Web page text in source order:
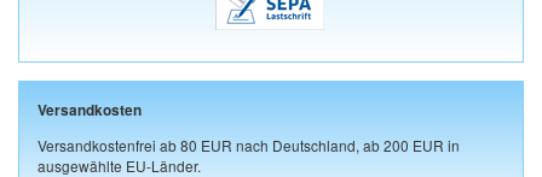
Versandkosten
Versandkostenfrei ab 80 EUR nach Deutschland, ab 200 EUR in
ausgewählte EU-Länder.